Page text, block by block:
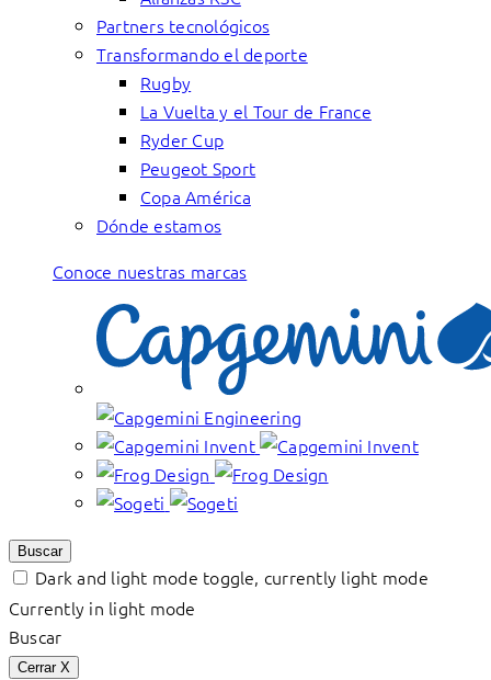
Partners tecnológicos
Transformando el deporte
Rugby
La Vuelta y el Tour de France
Ryder Cup
Peugeot Sport
Copa América
Dónde estamos
Conoce nuestras marcas
Buscar
Dark and light mode toggle, currently light mode
Currently in light mode
Buscar
Cerrar X